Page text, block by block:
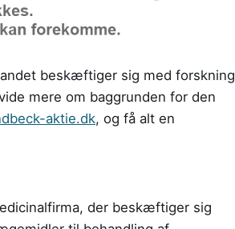
beskæftiger sig med forskning
mere om baggrunden for den
aktie.dk, og få alt en
der beskæftiger sig